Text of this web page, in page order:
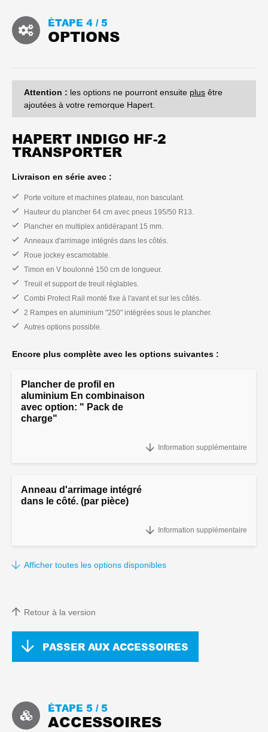
OPTIONS
ÉTAPE 4 / 5
Attention : les options ne pourront ensuite plus être
ajoutées à votre remorque Hapert.
HAPERT INDIGO HF-2
TRANSPORTER
Livraison en série avec :
Porte voiture et machines plateau, non basculant.
Hauteur du plancher 64 cm avec pneus 195/50 R13.
Plancher en multiplex antidérapant 15 mm.
Anneaux d'arrimage intégrés dans les côtés.
Roue jockey escamotable.
Timon en V boulonné 150 cm de longueur.
Treuil et support de treuil réglables.
Combi Protect Rail monté fixe à l'avant et sur les côtés.
2 Rampes en aluminium "250" intégrées sous le plancher.
Autres options possible.
Encore plus complète avec les options suivantes :
Plancher de profil en
aluminium En combinaison
avec option: " Pack de
charge"
Information supplémentaire
Anneau d'arrimage intégré
dans le côté. (par pièce)
Information supplémentaire
Afficher toutes les options disponibles
Retour à la version
PASSER AUX ACCESSOIRES
ACCESSOIRES
ÉTAPE 5 / 5